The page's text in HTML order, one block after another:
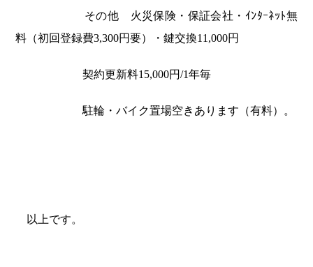
その他 火災保険・保証会社・ｲﾝﾀｰﾈｯﾄ無
料（初回登録費3,300円要）・鍵交換11,000円
契約更新料15,000円/1年毎
駐輪・バイク置場空きあります（有料）。
以上です。